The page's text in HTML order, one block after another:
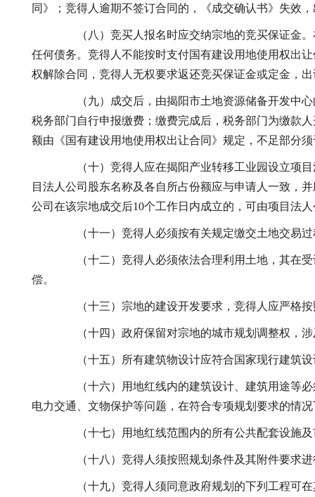
同》；竞得人逾期不签订合同的，《成交确认书》失效
（八）竞买人报名时应交纳宗地的竞买保证金。
任何债务。竞得人不能按时支付国有建设用地使用权出
权解除合同，竞得人无权要求返还竞买保证金或定金，
（九）成交后，由揭阳市土地资源储备开发中心
税务部门自行申报缴费；缴费完成后，税务部门为缴款
额由《国有建设用地使用权出让合同》规定，不足部分
（十）竞得人应在揭阳产业转移工业园设立项目
目法人公司股东名称及各自所占份额应与申请人一致，
公司在该宗地成交后10个工作日内成立的，可由项目法
（十一）竞得人必须按有关规定缴交土地交易过
（十二）竞得人必须依法合理利用土地，其在受
偿。
（十三）宗地的建设开发要求，竞得人应严格按
（十四）政府保留对宗地的城市规划调整权，涉
（十五）所有建筑物设计应符合国家现行建筑设
（十六）用地红线内的建筑设计、建筑用途等必
电力交通、文物保护等问题，在符合专项规划要求的情
（十七）用地红线范围内的所有公共配套设施及
（十八）竞得人须按照规划条件及其附件要求进
（十九）竞得人须同意政府规划的下列工程可在